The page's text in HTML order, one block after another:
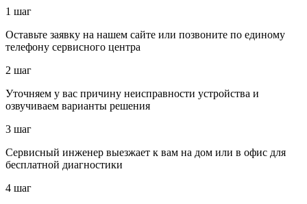
1 шаг
Оставьте заявку на нашем сайте или позвоните по единому
телефону сервисного центра
2 шаг
Уточняем у вас причину неисправности устройства и
озвучиваем варианты решения
3 шаг
Сервисный инженер выезжает к вам на дом или в офис для
бесплатной диагностики
4 шаг